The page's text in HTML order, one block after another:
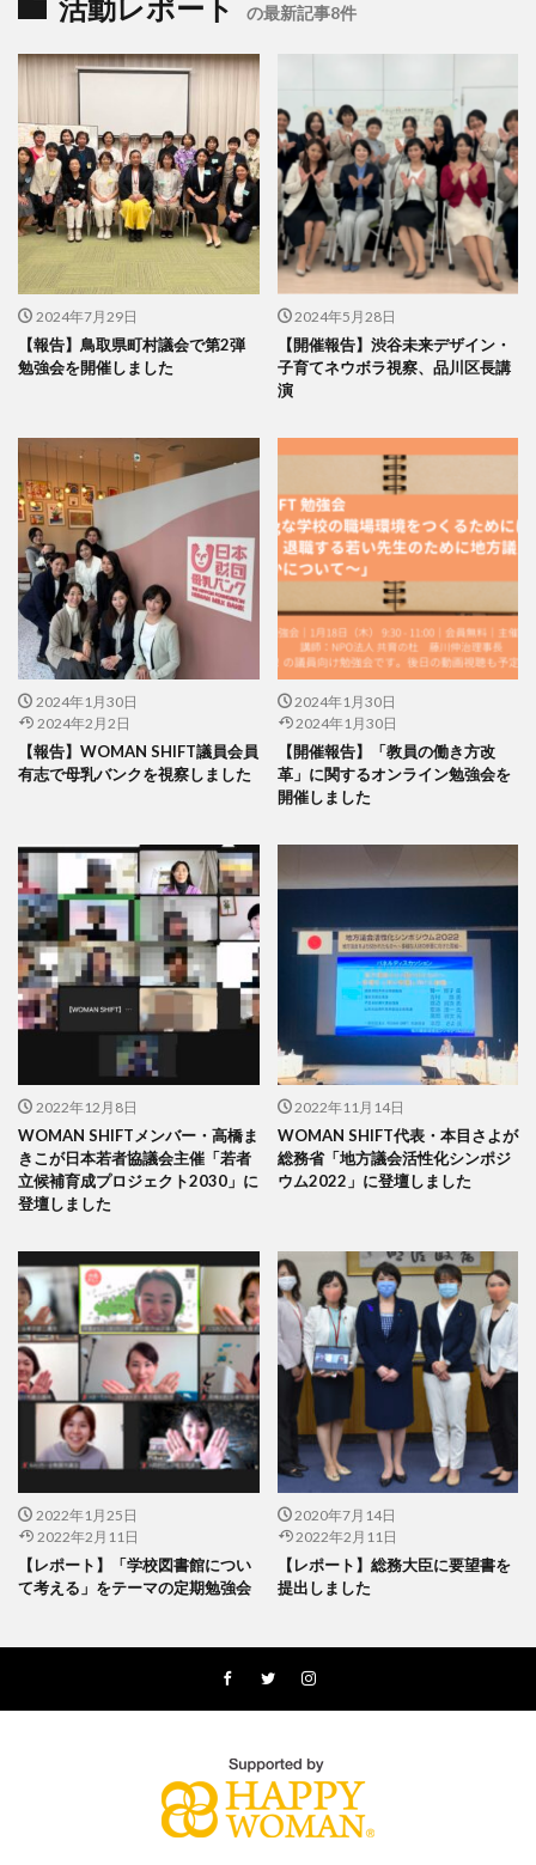
活動レポート の最新記事8件
2024年7月29日
【報告】鳥取県町村議会で第2弾
勉強会を開催しました
2024年5月28日
【開催報告】渋谷未来デザイン・
子育てネウボラ視察、品川区長講
演
2024年1月30日
2024年2月2日
【報告】WOMAN SHIFT議員会員
有志で母乳バンクを視察しました
2024年1月30日
2024年1月30日
【開催報告】「教員の働き方改
革」に関するオンライン勉強会を
開催しました
2022年12月8日
WOMAN SHIFTメンバー・高橋ま
きこが日本若者協議会主催「若者
立候補育成プロジェクト2030」に
登壇しました
2022年11月14日
WOMAN SHIFT代表・本目さよが
総務省「地方議会活性化シンポジ
ウム2022」に登壇しました
2022年1月25日
2022年2月11日
【レポート】「学校図書館につい
て考える」をテーマの定期勉強会
2020年7月14日
2022年2月11日
【レポート】総務大臣に要望書を
提出しました